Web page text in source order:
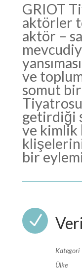
GRIOT
aktörler
aktör –
ve
somut
getirdiği
ve kimlik
bir
N Veri
Kategori
Ülke